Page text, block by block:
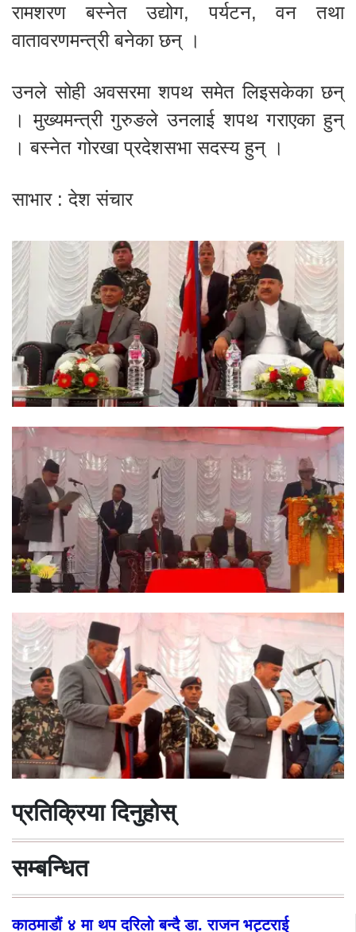
रामशरण बस्नेत उद्योग, पर्यटन, वन तथा
वातावरणमन्त्री बनेका छन् ।
उनले सोही अवसरमा शपथ समेत लिइसकेका छन्
। मुख्यमन्त्री गुरुङले उनलाई शपथ गराएका हुन्
। बस्नेत गोरखा प्रदेशसभा सदस्य हुन् ।
साभार : देश संचार
प्रतिक्रिया दिनुहोस्
सम्बन्धित
काठमाडौं ४ मा थप दरिलो बन्दै डा. राजन भट्टराई